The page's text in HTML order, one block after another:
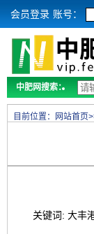
会员登录 账号：
中肥网搜索：
目前位置： 网站首页
关键词: 大丰